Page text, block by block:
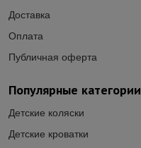
Популярные категории
Детские коляски
Детские кроватки
Доставка
Оплата
Публичная оферта